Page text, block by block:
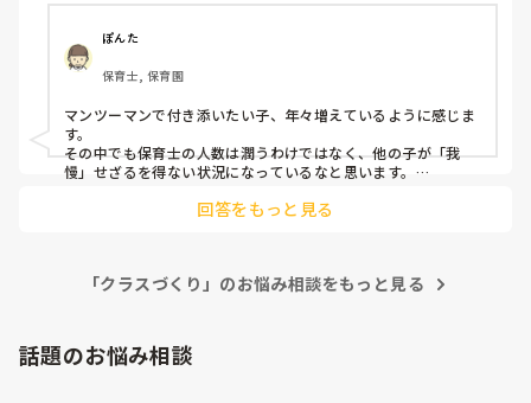
･思い通りにならないとパニック。動きをとめられるとパニ
ックになる。
･じっとできない(静かに座れる時もある)
･噛みつきに対しては、歯固めを持ってきてもらい噛みつき
たくなったらこれを噛めるようにしている。
(少し落ち着ける時間が増えた)
る。(それでも動きが早く止められない時もある)
･こだわり強く、一つ一つにパニックを起こす。
だけでパニック。･給食嫌いなものあったらパニック。･友達
の呼び名、少し違う呼び名で呼んだらパニック。･やりたい
ぽんた
保育士, 保育園
マンツーマンで付き添いたい子、年々増えているように感じま
す。
その中でも保育士の人数は潤うわけではなく、他の子が「我
慢」せざるを得ない状況になっているなと思います。
正直、一緒に行動することは難しいですよね。
良いと思います。
刺激に敏感に反応してしまうため、たくさんの物が目に入るよ
回答をもっと見る
「クラスづくり」のお悩み相談をもっと見る
話題のお悩み相談